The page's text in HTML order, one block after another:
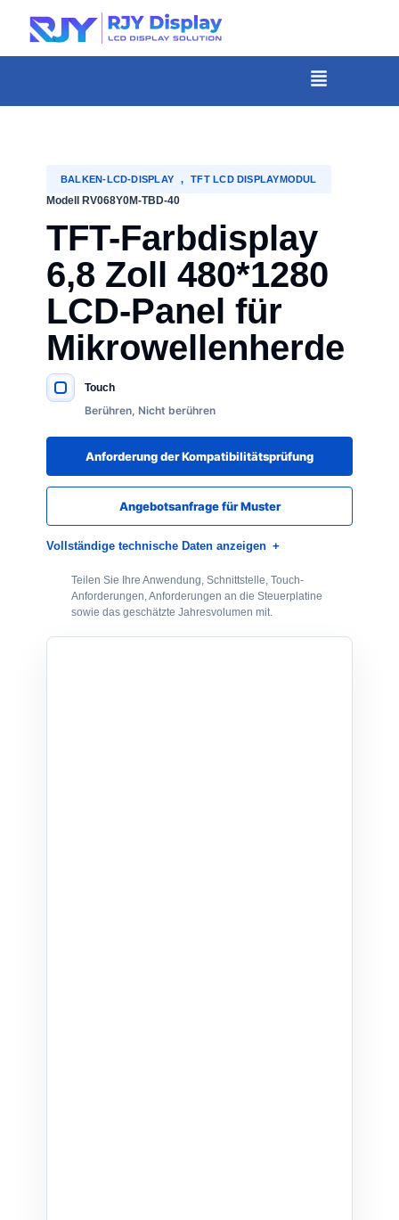
Wähle
Menü
BALKEN-LCD-DISPLAY , TFT LCD DISPLAYMODUL
Modell RV068Y0M-TBD-40
TFT-Farbdisplay
6,8 Zoll 480*1280
LCD-Panel für
Mikrowellenherde
WICHTIGE SPEZIFIKATIONEN
Touch
Berühren, Nicht berühren
Anforderung der Kompatibilitätsprüfung
Angebotsanfrage für Muster
Vollständige technische Daten anzeigen
Teilen Sie Ihre Anwendung, Schnittstelle, Touch-
Anforderungen, Anforderungen an die Steuerplatine
sowie das geschätzte Jahresvolumen mit.